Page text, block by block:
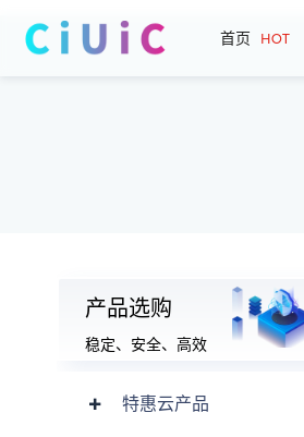
首页 HOT
香港轻量云-
⚠警告：本司所有产品禁止用于以
产品选购
稳定、安全、高效
特惠云产品